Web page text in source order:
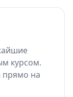
курсом.
прямо на